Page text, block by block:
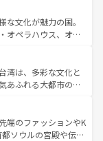
が融合した独特の
で異なる魅力を楽
を感じることができ
い。
地といえばオアフ
イ島やカウアイ島が
海をはじめ、豊かな
てくれるハワイの
イアンミュージッ
がハワイの魅力を彩
な文化が魅力の国。
オペラハウス、オー
ル（エアーズロッ
アンズの熱帯雨林な
ェやワイン、オージ
サーフィンやダイ
好きにはたまらな
分に味わいつくそ
湾は、多彩な文化と
あふれる大都市の台
など、都市の喧騒
る人に新しい発見と
い台湾の食文化も魅
端のファッションやK
ソウルの宮殿や伝統